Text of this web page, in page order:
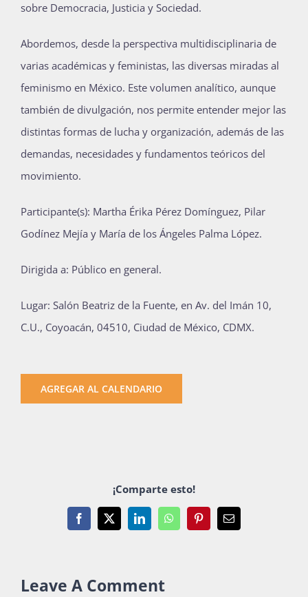
Bienvenida generación 2027-1
sobre Democracia, Justicia y Sociedad.
Abordemos, desde la perspectiva multidisciplinaria de
varias académicas y feministas, las diversas miradas al
feminismo en México. Este volumen analítico, aunque
también de divulgación, nos permite entender mejor las
distintas formas de lucha y organización, además de las
demandas, necesidades y fundamentos teóricos del
movimiento.
Participante(s): Martha Érika Pérez Domínguez, Pilar
Godínez Mejía y María de los Ángeles Palma López.
Dirigida a: Público en general.
Lugar: Salón Beatriz de la Fuente, en Av. del Imán 10,
C.U., Coyoacán, 04510, Ciudad de México, CDMX.
AGREGAR AL CALENDARIO
¡Comparte esto!
Facebook
X LinkedInWhatsAppPinterestEmail
Leave A Comment